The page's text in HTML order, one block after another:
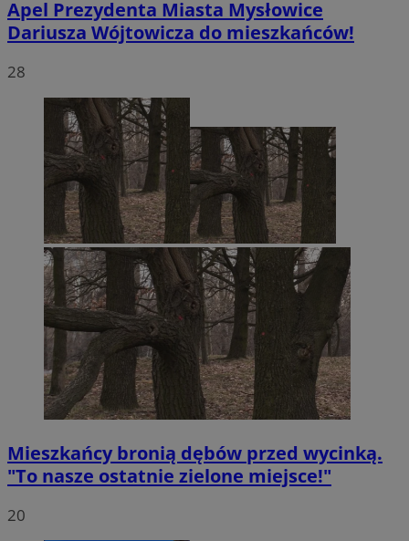
Apel Prezydenta Miasta Mysłowice
Dariusza Wójtowicza do mieszkańców!
28
Mieszkańcy bronią dębów przed wycinką.
"To nasze ostatnie zielone miejsce!"
20